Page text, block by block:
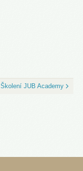
Školení JUB Academy